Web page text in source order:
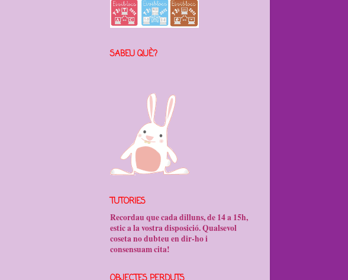
SABEU QUÈ?
TUTORIES
Recordau que cada dilluns, de 14 a 15h,
estic a la vostra disposició. Qualsevol
coseta no dubteu en dir-ho i
consensuam cita!